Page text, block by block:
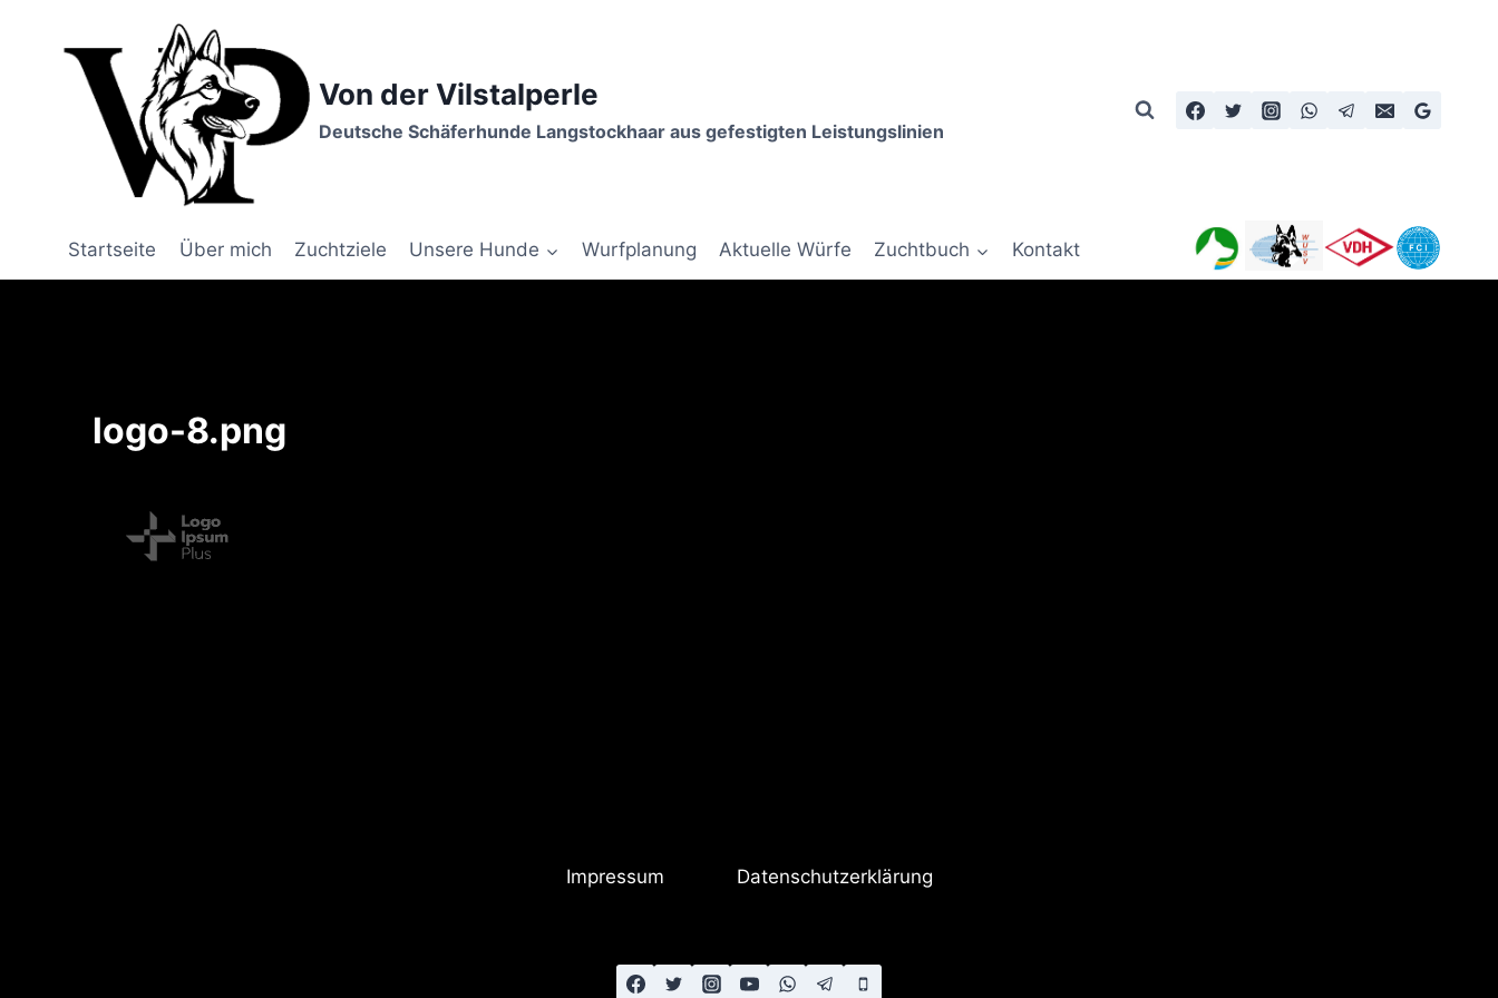
Von der Vilstalperle
Deutsche Schäferhunde Langstockhaar aus gefestigten Leistungslinien
Startseite Über mich Zuchtziele Unsere Hunde Wurfplanung Aktuelle Würfe Zuchtbuch Kontakt
logo-8.png
Impressum Datenschutzerklärung